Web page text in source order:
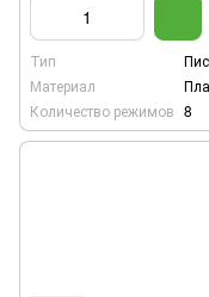
Тип
Материал
Количество режимов 8